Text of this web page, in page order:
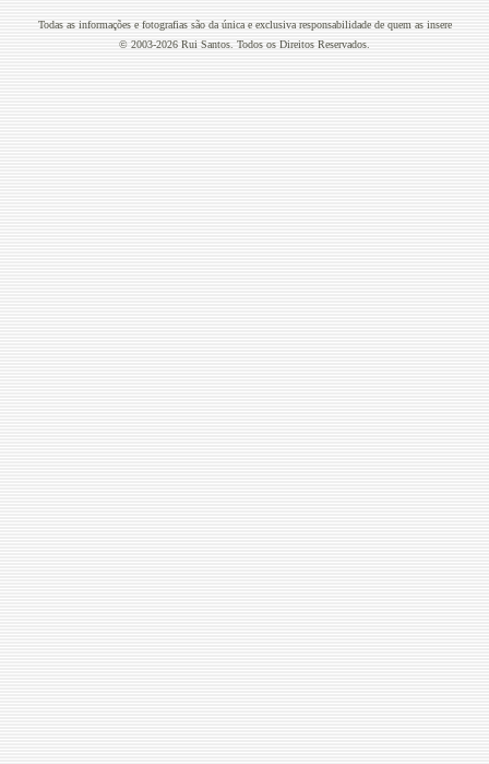
Todas as informações e fotografias são da única e exclusiva responsabilidade de quem as insere
© 2003-2026 Rui Santos. Todos os Direitos Reservados.